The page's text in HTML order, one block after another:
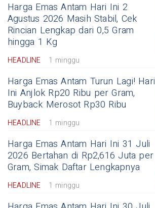
Harga Emas Antam Hari Ini 2
Agustus 2026 Masih Stabil, Cek
Rincian Lengkap dari 0,5 Gram
hingga 1 Kg
HEADLINE 1 minggu
Harga Emas Antam Turun Lagi! Hari
Ini Anjlok Rp20 Ribu per Gram,
Buyback Merosot Rp30 Ribu
HEADLINE 1 minggu
Harga Emas Antam Hari Ini 31 Juli
2026 Bertahan di Rp2,616 Juta per
Gram, Simak Daftar Lengkapnya
HEADLINE 1 minggu